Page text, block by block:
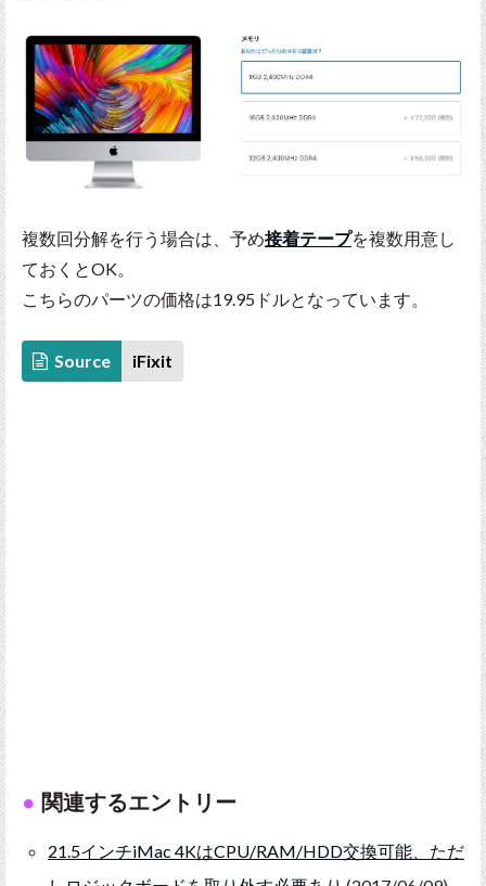
複数回分解を行う場合は、予め接着テープを複数用意し
ておくとOK。
こちらのパーツの価格は19.95ドルとなっています。
Source iFixit
関連するエントリー
21.5インチiMac 4KはCPU/RAM/HDD交換可能、ただ